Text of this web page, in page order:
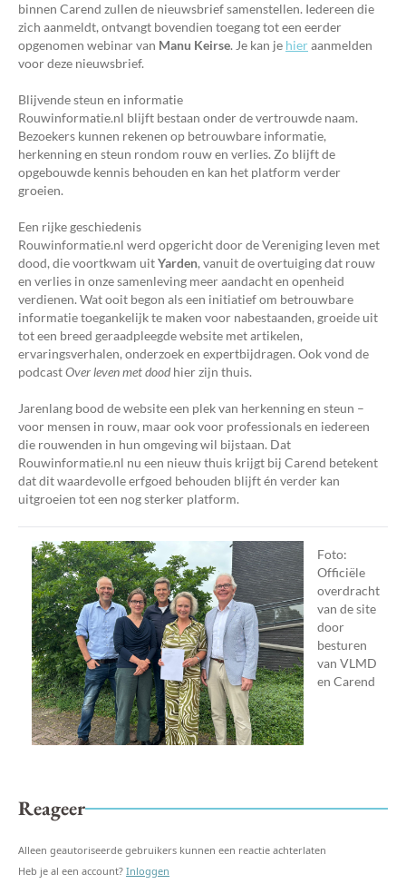
binnen Carend zullen de nieuwsbrief samenstellen. Iedereen die
zich aanmeldt, ontvangt bovendien toegang tot een eerder
opgenomen webinar van Manu Keirse. Je kan je hieraanmelden
voor deze nieuwsbrief.
Blijvende steun en informatie
Rouwinformatie.nl blijft bestaan onder de vertrouwde naam.
Bezoekers kunnen rekenen op betrouwbare informatie,
herkenning en steun rondom rouw en verlies. Zo blijft de
opgebouwde kennis behouden en kan het platform verder
groeien.
Een rijke geschiedenis
Rouwinformatie.nl werd opgericht door de Vereniging leven met
dood, die voortkwam uitYarden, vanuit de overtuiging dat rouw
en verlies in onze samenleving meer aandacht en openheid
verdienen. Wat ooit begon als een initiatief om betrouwbare
informatie toegankelijk te maken voor nabestaanden, groeide uit
tot een breed geraadpleegde website met artikelen,
ervaringsverhalen, onderzoek en expertbijdragen. Ook vond de
podcastOver leven met dood hier zijn thuis.
Jarenlang bood de website een plek van herkenning en steun –
voor mensen in rouw, maar ook voor professionals en iedereen
die rouwenden in hun omgeving wil bijstaan. Dat
Rouwinformatie.nl nu een nieuw thuis krijgt bij Carend betekent
dat dit waardevolle erfgoed behouden blijft én verder kan
uitgroeien tot een nog sterker platform.
Foto:
Officiële
overdracht
van de site
door
besturen
van VLMD
en Carend
Reageer
Alleen geautoriseerde gebruikers kunnen een reactie achterlaten
Heb je al een account? Inloggen